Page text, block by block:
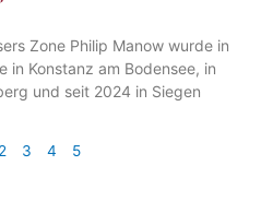
Zone Philip Manow wurde in
in Konstanz am Bodensee, in
und seit 2024 in Siegen
2 3 4 5